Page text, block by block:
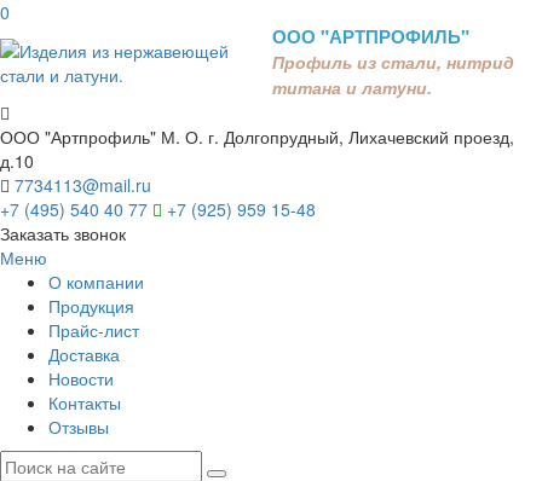
0
ООО "АРТПРОФИЛЬ"
Профиль из стали, нитрид
титана и латуни.
ООО "Артпрофиль" М. О. г. Долгопрудный, Лихачевский проезд,
д.10
7734113@mail.ru
+7 (495) 540 40 77
+7 (925) 959 15-48
Заказать звонок
Меню
О компании
Продукция
Прайс-лист
Доставка
Новости
Контакты
Отзывы